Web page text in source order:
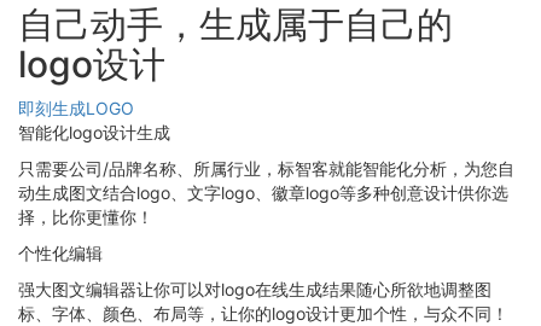
自己动手，生成属于自己的
logo设计
即刻生成LOGO
智能化logo设计生成
只需要公司/品牌名称、所属行业，标智客就能智能化分析，为您自
动生成图文结合logo、文字logo、徽章logo等多种创意设计供你选
择，比你更懂你！
个性化编辑
强大图文编辑器让你可以对logo在线生成结果随心所欲地调整图
标、字体、颜色、布局等，让你的logo设计更加个性，与众不同！